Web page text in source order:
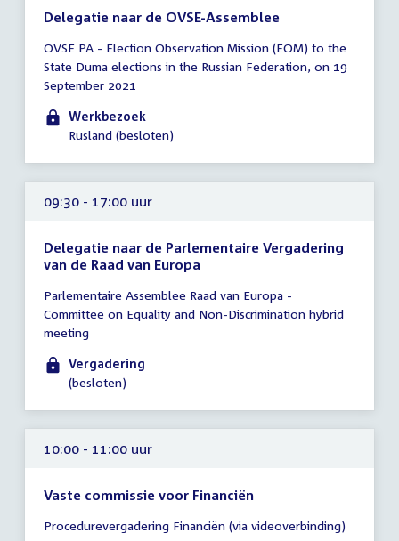
Delegatie naar de OVSE-Assemblee
vergadering
09:00
-
23:59
uur
OVSE PA - Election Observation Mission (EOM) to the
State Duma elections in the Russian Federation, on 19
September 2021
Werkbezoek
Rusland (besloten)
09:30 - 17:00 uur
Delegatie naar de Parlementaire Vergadering
van de Raad van Europa
vergadering
09:30
-
17:00
uur
Parlementaire Assemblee Raad van Europa -
Committee on Equality and Non-Discrimination hybrid
meeting
Vergadering
(besloten)
10:00 - 11:00 uur
Vaste commissie voor Financiën
vergadering
Procedurevergadering Financiën (via videoverbinding)